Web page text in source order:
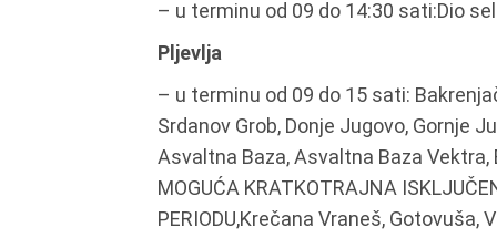
– u terminu od 09 do 14:30 sati:Dio
Pljevlja
– u terminu od 09 do 15 sati:
Srdanov Grob, Donje Jugovo, Gornje
Asvaltna Baza, Asvaltna Baza Vektra,
MOGUĆA KRATKOTRAJNA
PERIODU,Krečana Vraneš, Gotovuša,